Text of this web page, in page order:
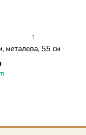
1
металева, 55 см